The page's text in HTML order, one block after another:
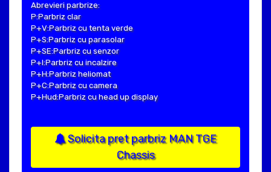
Abrevieri parbrize:
P:Parbriz clar
P+V:Parbriz cu tenta verde
P+S:Parbriz cu parasolar
P+SE:Parbriz cu senzor
P+I:Parbriz cu incalzire
P+H:Parbriz heliomat
P+C:Parbriz cu camera
P+Hud:Parbriz cu head up display
Solicita pret parbriz MAN TGE
Chassis